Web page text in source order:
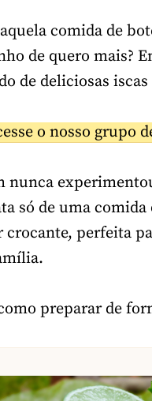
comida de
de quero mais?
de deliciosas
o nosso grupo
nunca
só de uma
crocante, perfeita
preparar de